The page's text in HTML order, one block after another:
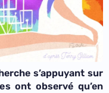
s’appuyant sur
ont observé qu’en